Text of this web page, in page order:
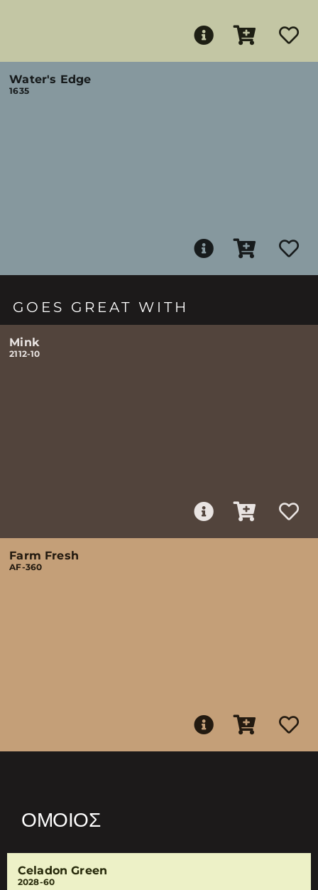
Water's Edge
1635
GOES GREAT WITH
Mink
2112-10
Farm Fresh
AF-360
ΌΜΟΙΟΣ
Celadon Green
2028-60